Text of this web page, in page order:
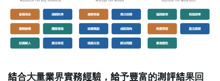
結合大量業界實務經驗，給予豐富的測評結果回